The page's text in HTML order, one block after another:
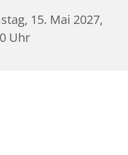
15. Mai 2027,
Uhr